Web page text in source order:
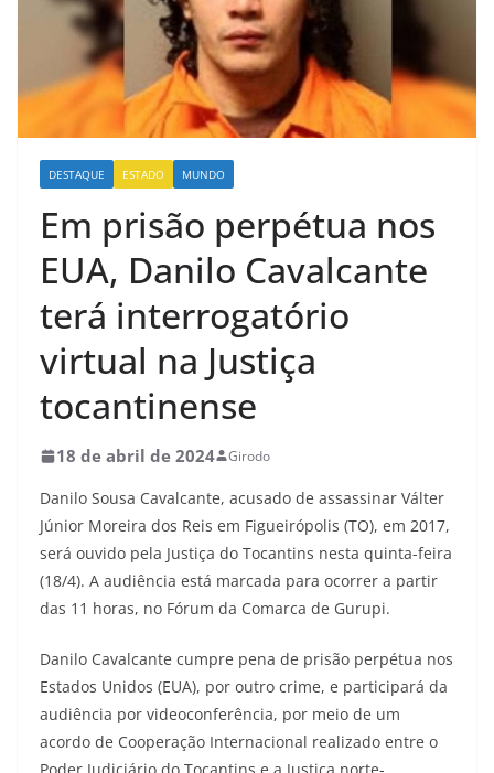
DESTAQUE ESTADO MUNDO
Em prisão perpétua nos
EUA, Danilo Cavalcante
terá interrogatório
virtual na Justiça
tocantinense
18 de abril de 2024 Girodo
Danilo Sousa Cavalcante, acusado de assassinar Válter
Júnior Moreira dos Reis em Figueirópolis (TO), em 2017,
será ouvido pela Justiça do Tocantins nesta quinta-feira
(18/4). A audiência está marcada para ocorrer a partir
das 11 horas, no Fórum da Comarca de Gurupi.
Danilo Cavalcante cumpre pena de prisão perpétua nos
Estados Unidos (EUA), por outro crime, e participará da
audiência por videoconferência, por meio de um
acordo de Cooperação Internacional realizado entre o
Poder Judiciário do Tocantins e a Justiça norte-